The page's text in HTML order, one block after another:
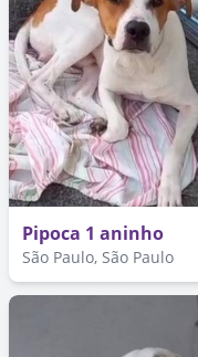
Pipoca 1 aninho
São Paulo, São Paulo